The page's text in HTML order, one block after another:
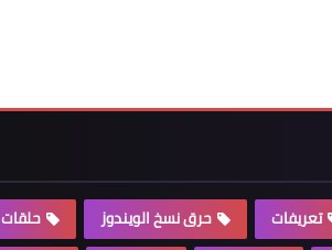
تعريفات حرق نسخ الويندوز حلقات